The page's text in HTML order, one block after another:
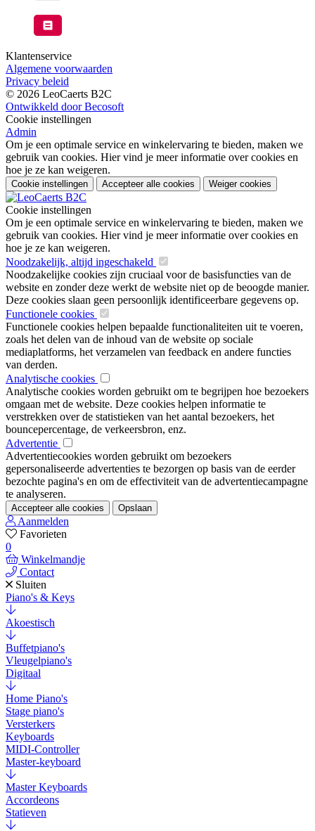
Klantenservice
Algemene voorwaarden
Privacy beleid
© 2026 LeoCaerts B2C
Ontwikkeld door Becosoft
Cookie instellingen
Admin
Om je een optimale service en winkelervaring te bieden, maken we
gebruik van cookies. Hier vind je meer informatie over cookies en
hoe je ze kan weigeren.
Cookie instellingen Accepteer alle cookies Weiger cookies
Cookie instellingen
Om je een optimale service en winkelervaring te bieden, maken we
gebruik van cookies. Hier vind je meer informatie over cookies en
hoe je ze kan weigeren.
Noodzakelijk, altijd ingeschakeld
Noodzakelijke cookies zijn cruciaal voor de basisfuncties van de
website en zonder deze werkt de website niet op de beoogde manier.
Deze cookies slaan geen persoonlijk identificeerbare gegevens op.
Functionele cookies
Functionele cookies helpen bepaalde functionaliteiten uit te voeren,
zoals het delen van de inhoud van de website op sociale
mediaplatforms, het verzamelen van feedback en andere functies
van derden.
Analytische cookies
Analytische cookies worden gebruikt om te begrijpen hoe bezoekers
omgaan met de website. Deze cookies helpen informatie te
verstrekken over de statistieken van het aantal bezoekers, het
bouncepercentage, de verkeersbron, enz.
Advertentie
Advertentiecookies worden gebruikt om bezoekers
gepersonaliseerde advertenties te bezorgen op basis van de eerder
bezochte pagina's en om de effectiviteit van de advertentiecampagne
te analyseren.
Accepteer alle cookies Opslaan
Aanmelden
Favorieten
0
Winkelmandje
Contact
Sluiten
Piano's & Keys
Akoestisch
Buffetpiano's
Vleugelpiano's
Digitaal
Home Piano's
Stage piano's
Versterkers
Keyboards
MIDI-Controller
Master-keyboard
Master Keyboards
Accordeons
Statieven